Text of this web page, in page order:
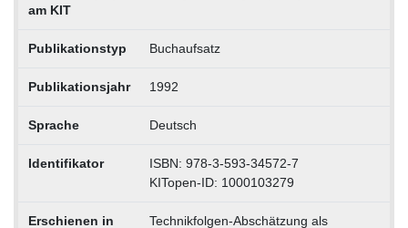
am KIT
Publikationstyp Buchaufsatz
Publikationsjahr 1992
Sprache Deutsch
Identifikator
ISBN: 978-3-593-34572-7
KITopen-ID: 1000103279
Erschienen in Technikfolgen-Abschätzung als